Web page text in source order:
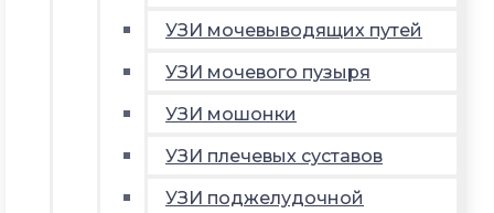
УЗИ мочевыводящих путей
УЗИ мочевого пузыря
УЗИ мошонки
УЗИ плечевых суставов
УЗИ поджелудочной